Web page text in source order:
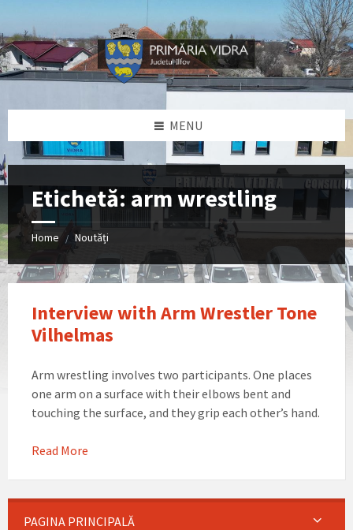
content
left
sidebar
right
sidebar
footer
MENU
Etichetă: arm wrestling
Home / Noutăți
Interview with Arm Wrestler Tone
Vilhelmas
Arm wrestling involves two participants. One places
one arm on a surface with their elbows bent and
touching the surface, and they grip each other’s hand.
Read More
PAGINA PRINCIPALĂ